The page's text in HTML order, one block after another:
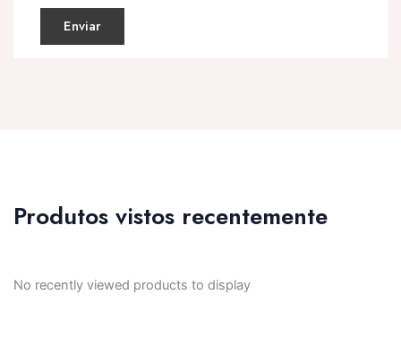
Produtos vistos recentemente
No recently viewed products to display